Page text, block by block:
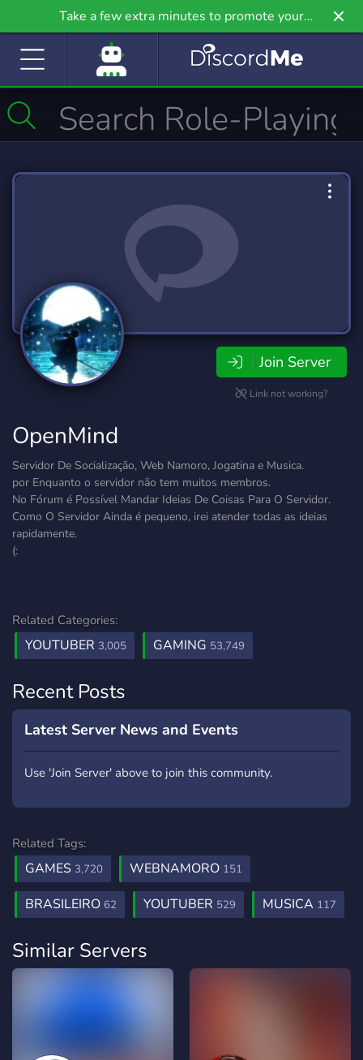
Take a few extra minutes to promote your
community even further on Griv.io, our newest
Join Server
Link not working?
OpenMind
Servidor De Socialização, Web Namoro, Jogatina e Musica.
por Enquanto o servidor não tem muitos membros.
No Fórum é Possível Mandar Ideias De Coisas Para O Servidor.
Como O Servidor Ainda é pequeno, irei atender todas as ideias
rapidamente.
(:
Related Categories:
YOUTUBER 3,005 GAMING 53,749
Recent Posts
Latest Server News and Events
Use 'Join Server' above to join this community.
Related Tags:
GAMES 3,720 WEBNAMORO 151
BRASILEIRO 62 YOUTUBER 529 MUSICA 117
Similar Servers